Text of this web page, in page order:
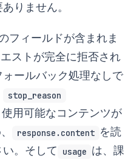
りません。
フィールドが含まれま
ストが完全に拒否され
ールバック処理なしで
stop_reason
用可能なコンテンツが
response.content を読
。そして
usage は、課